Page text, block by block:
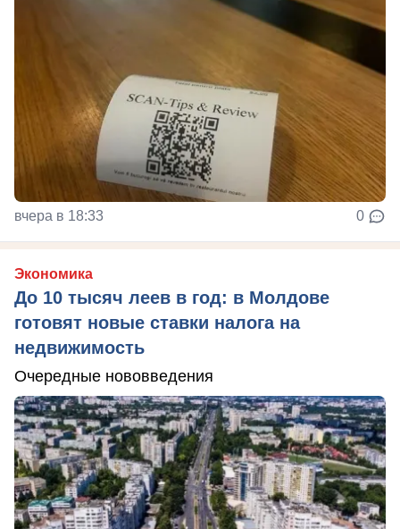
вчера в 18:33 0
Экономика
До 10 тысяч леев в год: в Молдове
готовят новые ставки налога на
недвижимость
Очередные нововведения